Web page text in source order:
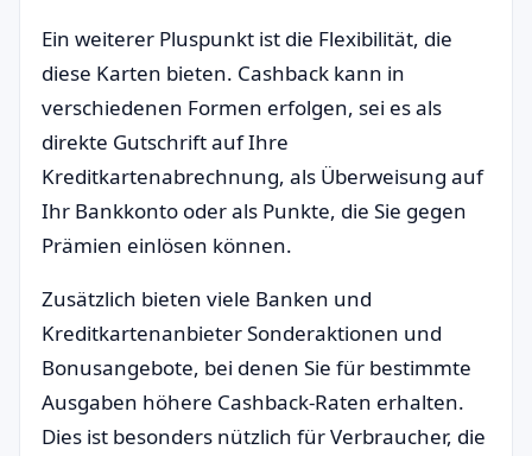
Ein weiterer Pluspunkt ist die Flexibilität, die
diese Karten bieten. Cashback kann in
verschiedenen Formen erfolgen, sei es als
direkte Gutschrift auf Ihre
Kreditkartenabrechnung, als Überweisung auf
Ihr Bankkonto oder als Punkte, die Sie gegen
Prämien einlösen können.
Zusätzlich bieten viele Banken und
Kreditkartenanbieter Sonderaktionen und
Bonusangebote, bei denen Sie für bestimmte
Ausgaben höhere Cashback-Raten erhalten.
Dies ist besonders nützlich für Verbraucher, die